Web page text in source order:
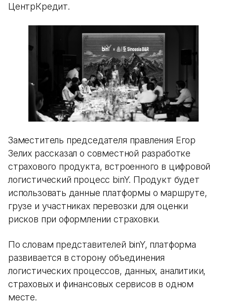
ЦентрКредит.
Заместитель председателя правления Егор
Зелих рассказал о совместной разработке
страхового продукта, встроенного в цифровой
логистический процесс binY. Продукт будет
использовать данные платформы о маршруте,
грузе и участниках перевозки для оценки
рисков при оформлении страховки.
По словам представителей binY, платформа
развивается в сторону объединения
логистических процессов, данных, аналитики,
страховых и финансовых сервисов в одном
месте.